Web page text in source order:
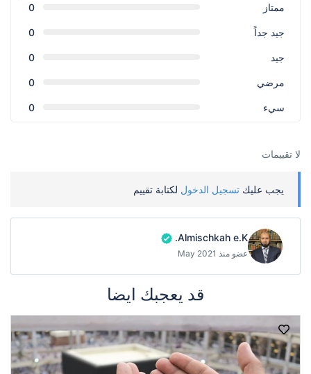
ممتاز 0
جيد جداً 0
جيد 0
مرضي 0
سيء 0
لا تقييمات
يجب عليك تسجيل الدخول لكتابة تقييم
Almischkah e.K.
عضو منذ May 2021
قد يعجبك ايضا